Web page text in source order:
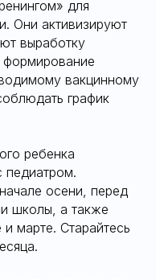
для
Они активизируют
выработку
вакцинному
график
ребенка
педиатром.
осени, перед
школы, а также
марте. Старайтесь